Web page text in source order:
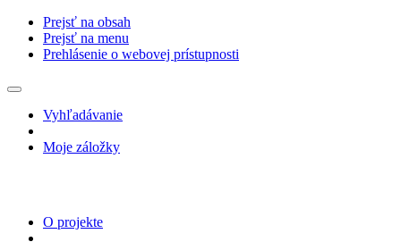
Prejsť na obsah
Prejsť na menu
Prehlásenie o webovej prístupnosti
Vyhľadávanie
Moje záložky
O projekte